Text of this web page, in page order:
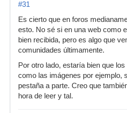
#31
Es cierto que en foros
esto. No sé si en una web como
bien recibida, pero es algo que
comunidades últimamente.
Por otro lado, estaría bien que
como las imágenes por ejemplo,
pestaña a parte. Creo que
hora de leer y tal.